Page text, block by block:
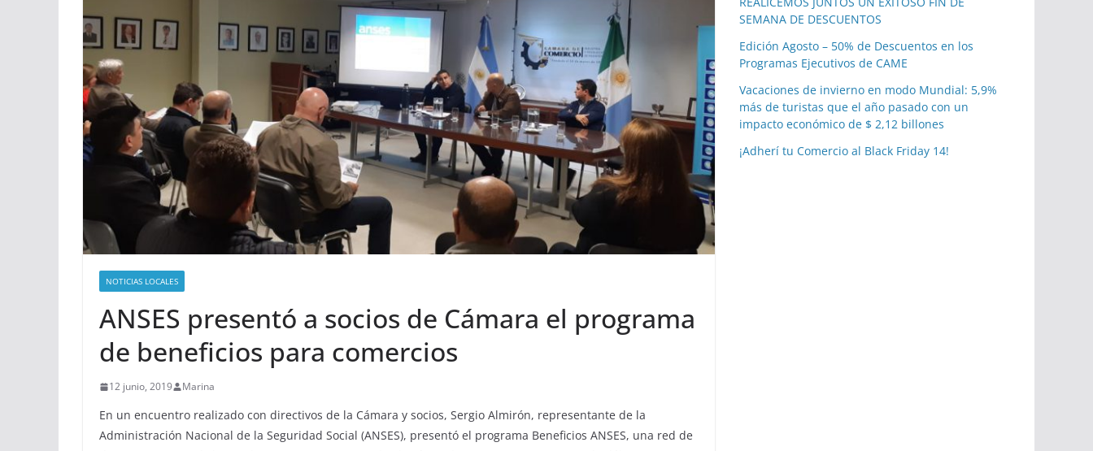
NOTICIAS LOCALES
ANSES presentó a socios de Cámara el programa
de beneficios para comercios
12 junio, 2019 Marina
En un encuentro realizado con directivos de la Cámara y socios, Sergio Almirón, representante de la
Administración Nacional de la Seguridad Social (ANSES), presentó el programa Beneficios ANSES, una red de
SEMANA DE DESCUENTOS
Edición Agosto – 50% de Descuentos en los
Programas Ejecutivos de CAME
Vacaciones de invierno en modo Mundial: 5,9%
más de turistas que el año pasado con un
impacto económico de $ 2,12 billones
¡Adherí tu Comercio al Black Friday 14!